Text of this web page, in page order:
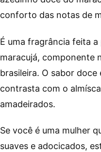
conforto das notas de
É uma fragrância feita
maracujá, componente
brasileira. O sabor doce
contrasta com o
amadeirados.
Se você é uma mulher
suaves e adocicados,